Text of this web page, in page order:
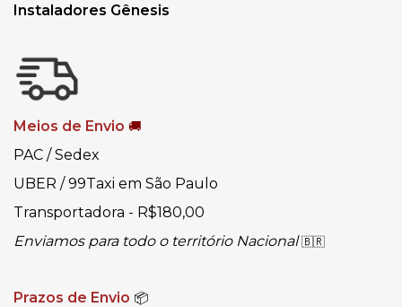
Instaladores Gênesis
Meios de Envio 🚚
PAC / Sedex
UBER / 99Taxi em São Paulo
Transportadora - R$180,00
Enviamos para todo o território Nacional🇧🇷
Prazos de Envio 📦